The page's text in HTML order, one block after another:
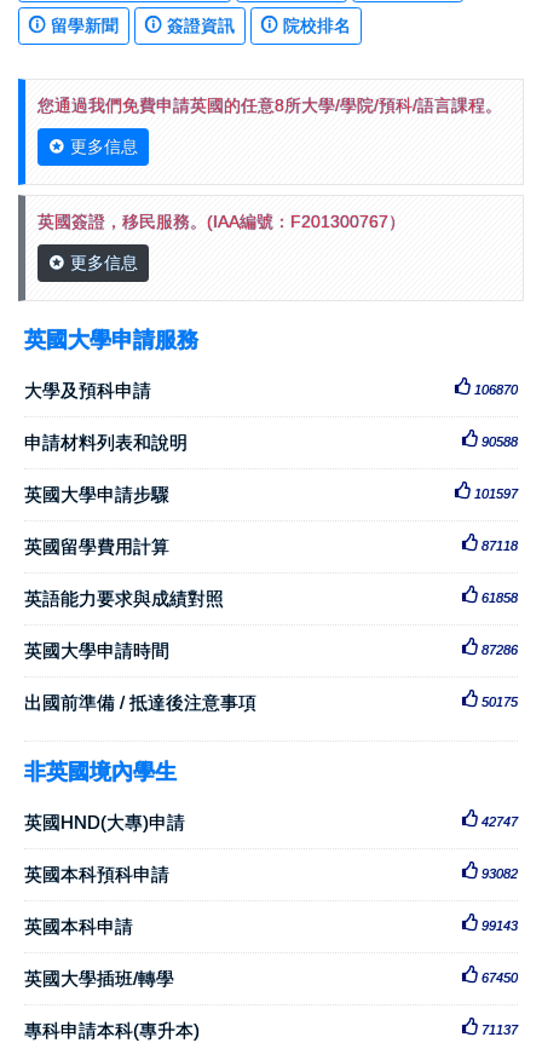
留學新聞 簽證資訊 院校排名
您通過我們免費申請英國的任意8所大學/學院/預科/語言課程。
更多信息
英國簽證，移民服務。(IAA編號：F201300767）
更多信息
英國大學申請服務
大學及預科申請 106870
申請材料列表和說明 90588
英國大學申請步驟 101597
英國留學費用計算 87118
英語能力要求與成績對照 61858
英國大學申請時間 87286
出國前準備 / 抵達後注意事項 50175
非英國境內學生
英國HND(大專)申請 42747
英國本科預科申請 93082
英國本科申請 99143
英國大學插班/轉學 67450
專科申請本科(專升本) 71137